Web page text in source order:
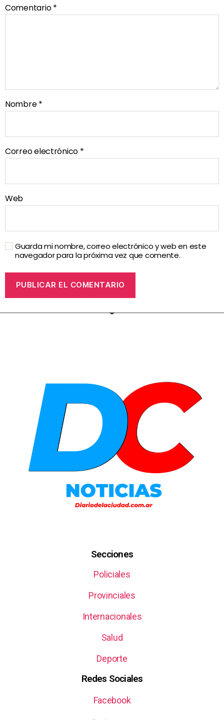
Comentario*
Nombre*
Correo electrónico *
Web
Guarda mi nombre, correo electrónico y web en este
navegador para la próxima vez que comente.
Secciones
Policiales
Provinciales
Internacionales
Salud
Deporte
Redes Sociales
Facebook